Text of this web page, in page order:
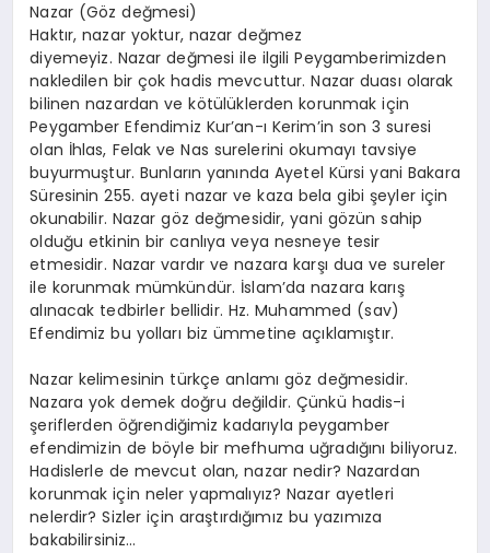
Nazar (Göz değmesi)
Haktır, nazar yoktur, nazar değmez
diyemeyiz. Nazar değmesi ile ilgili Peygamberimizden
nakledilen bir çok hadis mevcuttur. Nazar duası olarak
bilinen nazardan ve kötülüklerden korunmak için
Peygamber Efendimiz Kur’an-ı Kerim’in son 3 suresi
olan İhlas, Felak ve Nas surelerini okumayı tavsiye
buyurmuştur. Bunların yanında Ayetel Kürsi yani Bakara
Süresinin 255. ayeti nazar ve kaza bela gibi şeyler için
okunabilir. Nazar göz değmesidir, yani gözün sahip
olduğu etkinin bir canlıya veya nesneye tesir
etmesidir. Nazar vardır ve nazara karşı dua ve sureler
ile korunmak mümkündür. İslam’da nazara karış
alınacak tedbirler bellidir. Hz. Muhammed (sav)
Efendimiz bu yolları biz ümmetine açıklamıştır.
Nazar kelimesinin türkçe anlamı göz değmesidir.
Nazara yok demek doğru değildir. Çünkü hadis-i
şeriflerden öğrendiğimiz kadarıyla peygamber
efendimizin de böyle bir mefhuma uğradığını biliyoruz.
Hadislerle de mevcut olan, nazar nedir? Nazardan
korunmak için neler yapmalıyız? Nazar ayetleri
nelerdir? Sizler için araştırdığımız bu yazımıza
bakabilirsiniz…